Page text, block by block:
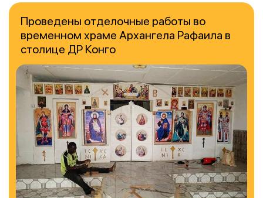
Проведены отделочные работы во
временном храме Архангела Рафаила в
столице ДР Конго